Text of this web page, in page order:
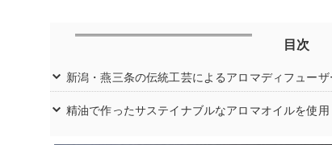
目次
新潟・燕三条の伝統工芸によるアロマディフューザ
精油で作ったサステイナブルなアロマオイルを使用